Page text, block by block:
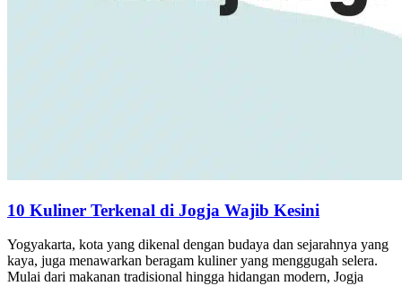
10 Kuliner Terkenal di Jogja Wajib Kesini
Yogyakarta, kota yang dikenal dengan budaya dan sejarahnya yang
kaya, juga menawarkan beragam kuliner yang menggugah selera.
Mulai dari makanan tradisional hingga hidangan modern, Jogja